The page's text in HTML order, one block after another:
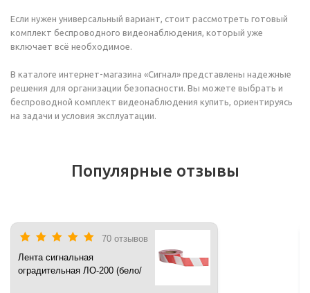
Если нужен универсальный вариант, стоит рассмотреть готовый
комплект беспроводного видеонаблюдения, который уже
включает всё необходимое.
В каталоге интернет-магазина «Сигнал» представлены надежные
решения для организации безопасности. Вы можете выбрать и
беспроводной комплект видеонаблюдения купить, ориентируясь
на задачи и условия эксплуатации.
Популярные отзывы
70 отзывов
Лента сигнальная
оградительная ЛО-200 (бело/